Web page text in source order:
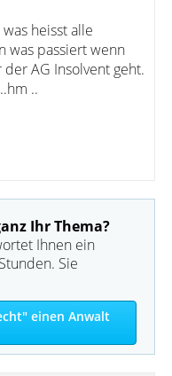
heisst alle
was passiert wenn
AG Insolvent geht.
..
Ihr Thema?
Ihnen ein
Sie
einen Anwalt